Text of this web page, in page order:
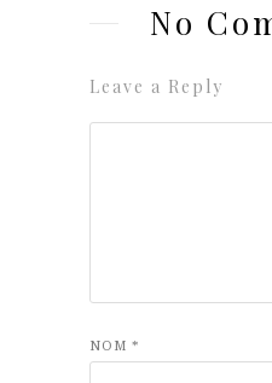
No
Leave a Reply
NOM *